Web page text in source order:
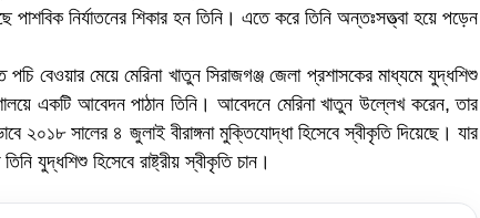
পাশবিক নির্যাতনের শিকার হন তিনি। এতে করে তিনি অন্তঃসত্ত্বা হয়ে পড়েন
বেওয়ার মেয়ে মেরিনা খাতুন সিরাজগঞ্জ জেলা প্রশাসকের মাধ্যমে যুদ্ধশিশু
একটি আবেদন পাঠান তিনি। আবেদনে মেরিনা খাতুন উল্লেখ করেন, তার
২০১৮ সালের ৪ জুলাই বীরাঙ্গনা মুক্তিযোদ্ধা হিসেবে স্বীকৃতি দিয়েছে। যার
যুদ্ধশিশু হিসেবে রাষ্ট্রীয় স্বীকৃতি চান।